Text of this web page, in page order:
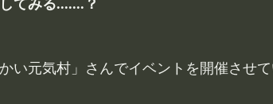
てみる.......？
い元気村」さんでイベントを開催させて